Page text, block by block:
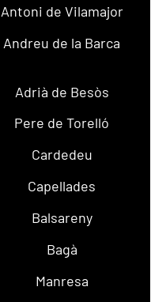
Antoni de Vilamajor
Andreu de la Barca
Adrià de Besòs
Pere de Torelló
Cardedeu
Capellades
Balsareny
Bagà
Manresa